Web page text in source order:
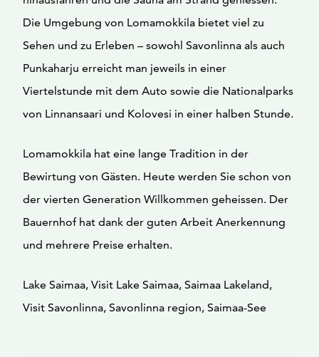
Die Umgebung von Lomamokkila bietet viel zu
Sehen und zu Erleben – sowohl Savonlinna als auch
Punkaharju erreicht man jeweils in einer
Viertelstunde mit dem Auto sowie die Nationalparks
von Linnansaari und Kolovesi in einer halben Stunde.
Lomamokkila hat eine lange Tradition in der
Bewirtung von Gästen. Heute werden Sie schon von
der vierten Generation Willkommen geheissen. Der
Bauernhof hat dank der guten Arbeit Anerkennung
und mehrere Preise erhalten.
Lake Saimaa, Visit Lake Saimaa, Saimaa Lakeland,
Visit Savonlinna, Savonlinna region, Saimaa-See